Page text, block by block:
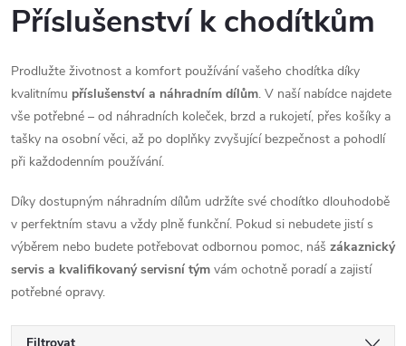
Příslušenství k chodítkům
Prodlužte životnost a komfort používání vašeho chodítka díky
kvalitnímu příslušenství a náhradním dílům. V naší nabídce najdete
vše potřebné – od náhradních koleček, brzd a rukojetí, přes košíky a
tašky na osobní věci, až po doplňky zvyšující bezpečnost a pohodlí
při každodenním používání.
Díky dostupným náhradním dílům udržíte své chodítko dlouhodobě
v perfektním stavu a vždy plně funkční. Pokud si nebudete jistí s
výběrem nebo budete potřebovat odbornou pomoc, náš zákaznický
servis a kvalifikovaný servisní tým vám ochotně poradí a zajistí
potřebné opravy.